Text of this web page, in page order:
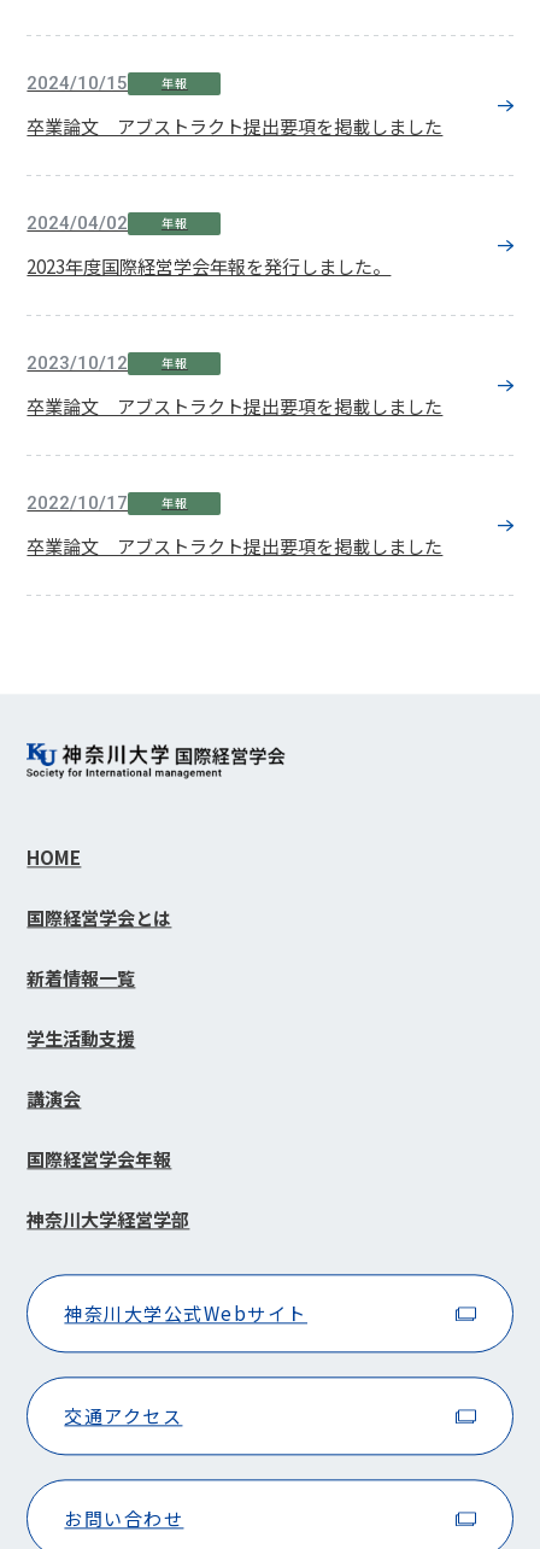
2024/10/15 年報
卒業論文 アブストラクト提出要項を掲載しました
2024/04/02 年報
2023年度国際経営学会年報を発行しました。
2023/10/12 年報
卒業論文 アブストラクト提出要項を掲載しました
2022/10/17 年報
卒業論文 アブストラクト提出要項を掲載しました
HOME
国際経営学会とは
新着情報一覧
学生活動支援
講演会
国際経営学会年報
神奈川大学経営学部
神奈川大学公式Webサイト
交通アクセス
お問い合わせ